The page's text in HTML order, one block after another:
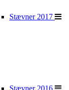
Stævner 2017